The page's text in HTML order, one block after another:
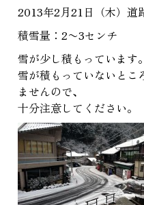
2013年2月21日（木）道
積雪量：2〜3センチ
雪が少し積もっています。
雪が積もっていないとこ
ませんので、
十分注意してください。